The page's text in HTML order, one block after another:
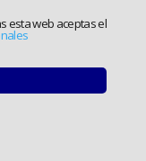
esta web aceptas el